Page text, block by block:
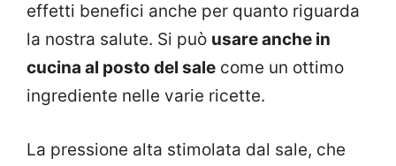
effetti benefici anche per quanto riguarda
la nostra salute. Si può usare anche in
cucina al posto del sale come un ottimo
ingrediente nelle varie ricette.
La pressione alta stimolata dal sale, che